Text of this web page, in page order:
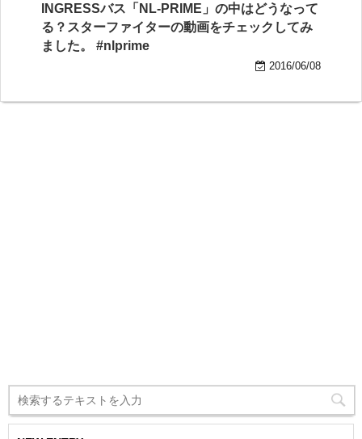
INGRESSバス「NL-PRIME」の中はどうなって
る？スターファイターの動画をチェックしてみ
ました。 #nlprime
2016/06/08